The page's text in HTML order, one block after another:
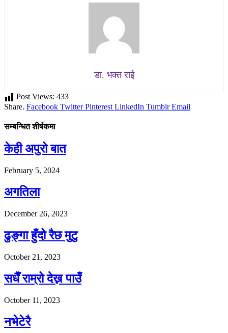
डा. भक्त राई
Post Views: 433
Share. Facebook Twitter Pinterest LinkedIn Tumblr Email
सम्बन्धित शीर्षकमा
केही अपुरो बात
February 5, 2024
अगतिला
December 26, 2023
ढुङ्गा हुँदो रैछ मुटु
October 21, 2023
सधैँ राम्रो देख्न पाउँ
October 11, 2023
नभेटेरै